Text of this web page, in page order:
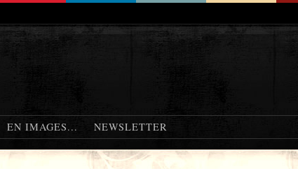
EN IMAGES... NEWSLETTER